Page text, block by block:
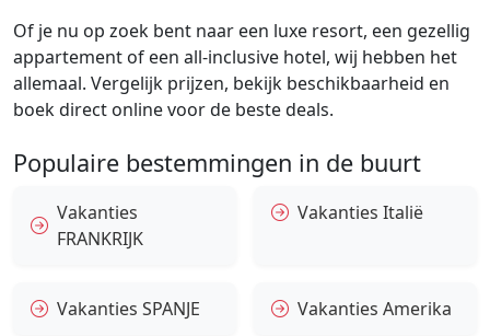
Of je nu op zoek bent naar een luxe resort, een gezellig
appartement of een all-inclusive hotel, wij hebben het
allemaal. Vergelijk prijzen, bekijk beschikbaarheid en
boek direct online voor de beste deals.
Populaire bestemmingen in de buurt
Vakanties
FRANKRIJK
Vakanties Italië
Vakanties SPANJE Vakanties Amerika